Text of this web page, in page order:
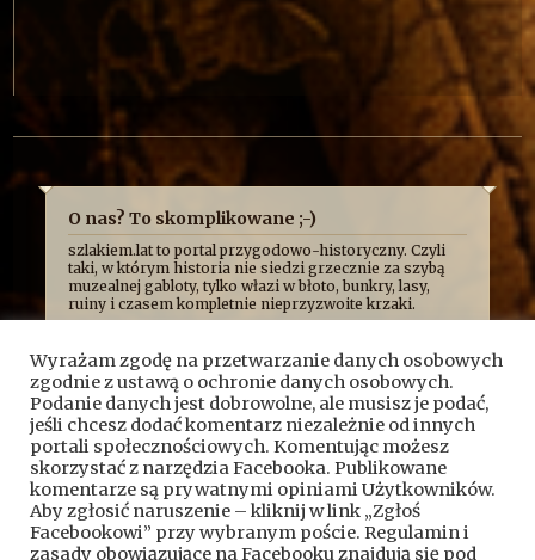
O nas? To skomplikowane ;-)
szlakiem.lat to portal przygodowo-historyczny. Czyli
taki, w którym historia nie siedzi grzecznie za szybą
muzealnej gabloty, tylko włazi w błoto, bunkry, lasy,
ruiny i czasem kompletnie nieprzyzwoite krzaki.
człowiek ma przy tym frajdę. Formalnie jesteśmy
kroniką przygód, wypraw i historycznych absurdów, z
jakimi mierzy się Fundacja Skryptorium, ale opisujemy
też przygody naszych przyjaciół. Bywa więc, że taplamy
się w bagnach, kopiemy z archeologami, przeciskamy
przez bunkry i tunele, błądzimy po ruinach albo
próbujemy ustalić, kto wpadł na pomysł zbudowania
czegoś dokładnie pośrodku mokradeł.
A wszystko po to, żeby pokazać, że historia nie jest
nudnym rozdziałem z podręcznika. To przygoda.
Czasem brudna, czasem szalona, czasem całkiem
Wyrażam zgodę na przetwarzanie danych osobowych
zgodnie z ustawą o ochronie danych osobowych.
Podanie danych jest dobrowolne, ale musisz je podać,
jeśli chcesz dodać komentarz niezależnie od innych
portali społecznościowych. Komentując możesz
skorzystać z narzędzia Facebooka. Publikowane
komentarze są prywatnymi opiniami Użytkowników.
Aby zgłosić naruszenie – kliknij w link „Zgłoś
Facebookowi” przy wybranym poście. Regulamin i
zasady obowiązujące na Facebooku znajdują się pod